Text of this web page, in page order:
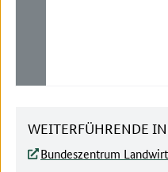
WEITERFÜHRENDE
Bundeszentrum